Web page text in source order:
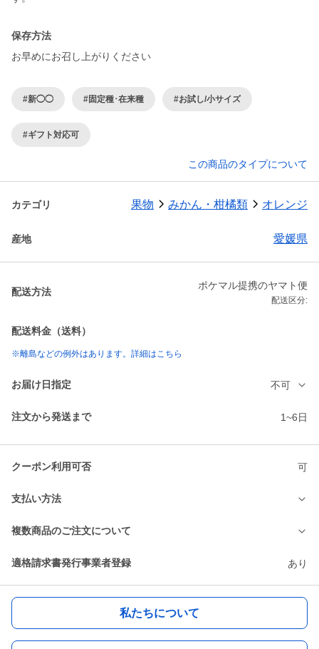
保存方法
お早めにお召し上がりください
#新◯◯ #固定種･在来種 #お試し/小サイズ
#ギフト対応可
この商品のタイプについて
カテゴリ 果物 みかん・柑橘類 オレンジ
産地 愛媛県
配送方法
ポケマル提携のヤマト便
配送区分:
配送料金（送料）
※離島などの例外はあります。詳細はこちら
お届け日指定 不可
注文から発送まで 1~6日
クーポン利用可否 可
支払い方法
複数商品のご注文について
適格請求書発行事業者登録 あり
私たちについて